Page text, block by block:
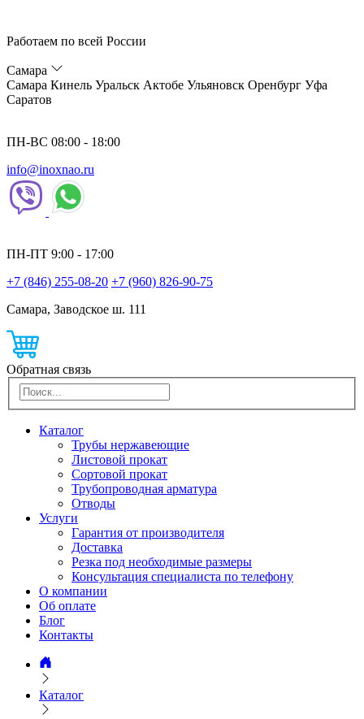
Работаем по всей России
Самара
Самара Кинель Уральск Актобе Ульяновск Оренбург Уфа
Саратов
ПН-ВС 08:00 - 18:00
info@inoxnao.ru
ПН-ПТ 9:00 - 17:00
+7 (846) 255-08-20 +7 (960) 826-90-75
Самара, Заводское ш. 111
Обратная связь
Каталог
Трубы нержавеющие
Листовой прокат
Сортовой прокат
Трубопроводная арматура
Отводы
Услуги
Гарантия от производителя
Доставка
Резка под необходимые размеры
Консультация специалиста по телефону
О компании
Об оплате
Блог
Контакты
Каталог